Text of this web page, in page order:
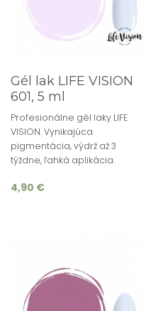
Gél lak LIFE VISION
601, 5 ml
Profesionálne gél laky LIFE
VISION. Vynikajúca
pigmentácia, výdrž až 3
týždne, ľahká aplikácia.
4,90 €